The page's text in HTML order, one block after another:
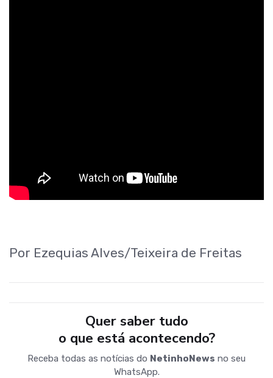
Por Ezequias Alves/Teixeira de Freitas
Quer saber tudo
o que está acontecendo?
Receba todas as notícias do NetinhoNews no seu
WhatsApp.